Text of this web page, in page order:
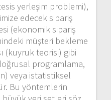
yerleşim problemi),
edecek sipariş
(ekonomik sipariş
müşteri bekleme
(kuyruk teorisi) gibi
programlama,
veya istatistiksel
Bu yöntemlerin